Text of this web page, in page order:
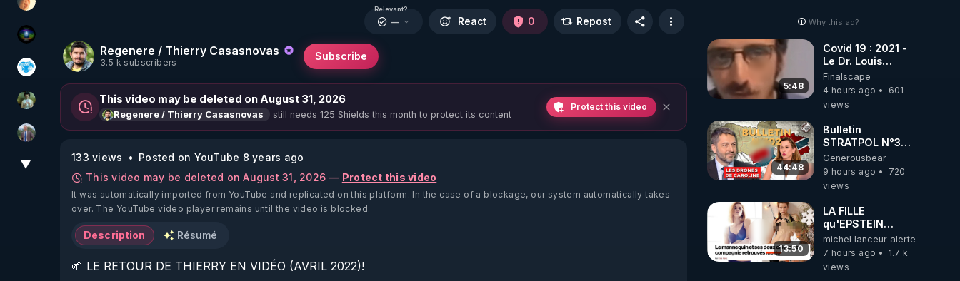
La Puce à l'oreille
WakeUp
A.D.N.M
Sonmi-877
Nicolas BOUVIER
▼
Regenere / Thierry Casasnovas
3.5 k subscribers
Subscribe
Relevant?
— React 0 Repost
This video may be deleted on August 31, 2026
Regenere / Thierry Casasnovas still needs 125 Shields this month to protect its content
Protect this video
133 views
Posted on YouTube 8 years ago
This video may be deleted on August 31, 2026 — Protect this video
It was automatically imported from YouTube and replicated on this platform. In the case of a blockage, our system automatically takes
over. The YouTube video player remains until the video is blocked.
Description Résumé
🌱 LE RETOUR DE THIERRY EN VIDÉO (AVRIL 2022)!
Why this ad?
5:48
Covid 19 : 2021 -
Le Dr. Louis
Fouché renverse
le plateau de
CNews !
Finalscape
4 hours ago
601
views
44:48
Bulletin
STRATPOL N°302.
Armée des
drones, MS-21 en
série, missiles
07.08.2026.
Generousbear
9 hours ago
720
views
13:50
LA FILLE
qu'EPSTEIN
VOULAIT CACHER
michel lanceur alerte
7 hours ago
1.7 k
views